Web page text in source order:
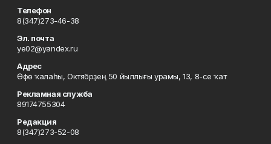
Телефон
8(347)273-46-38
Эл. почта
ye02@yandex.ru
Адрес
Өфө ҡалаһы, Октябрҙең 50 йыллығы урамы, 13, 8-се ҡат
Рекламная служба
89174755304
Редакция
8(347)273-52-08